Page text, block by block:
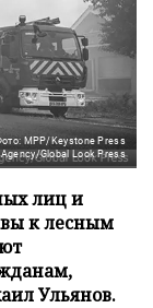
MPP/Keystone Press
Agency/Global Look Press
лиц и
к лесным
Ульянов.